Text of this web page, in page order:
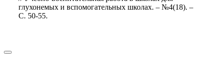
глухонемых и вспомогательных школах. – №4(18). –
С. 50-55.